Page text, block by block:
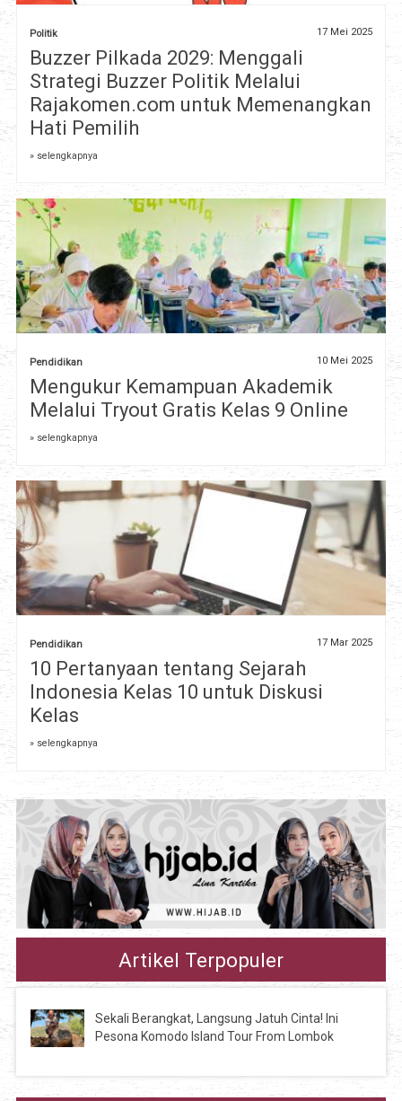
Politik 17 Mei 2025
Buzzer Pilkada 2029: Menggali
Strategi Buzzer Politik Melalui
Rajakomen.com untuk Memenangkan
Hati Pemilih
» selengkapnya
Pendidikan 10 Mei 2025
Mengukur Kemampuan Akademik
Melalui Tryout Gratis Kelas 9 Online
» selengkapnya
Pendidikan 17 Mar 2025
10 Pertanyaan tentang Sejarah
Indonesia Kelas 10 untuk Diskusi
Kelas
» selengkapnya
Artikel Terpopuler
Sekali Berangkat, Langsung Jatuh Cinta! Ini
Pesona Komodo Island Tour From Lombok